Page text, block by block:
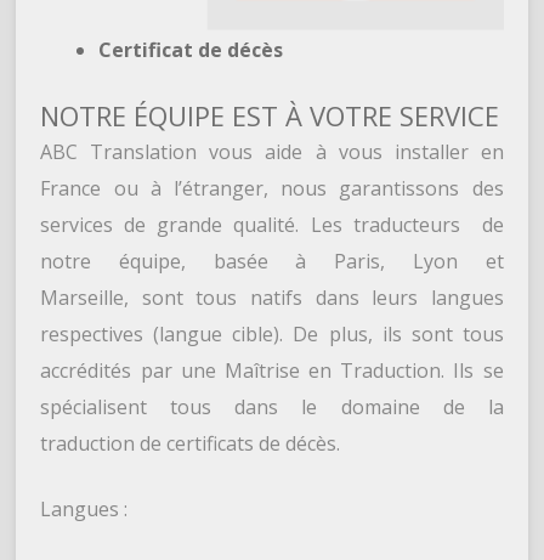
Certificat de décès
NOTRE ÉQUIPE EST À VOTRE SERVICE
ABC Translation vous aide à vous installer en
France ou à l’étranger, nous garantissons des
services de grande qualité. Les traducteurs de
notre équipe, basée à Paris, Lyon et
Marseille, sont tous natifs dans leurs langues
respectives (langue cible). De plus, ils sont tous
accrédités par une Maîtrise en Traduction. Ils se
spécialisent tous dans le domaine de la
traduction de certificats de décès.
Langues :